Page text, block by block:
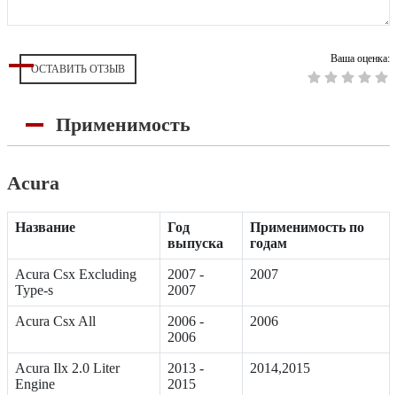
ОСТАВИТЬ ОТЗЫВ
Ваша оценка:
Применимость
Acura
Название
Год
выпуска
Применимость по
годам
Acura Csx Excluding
Type-s
2007 -
2007
2007
Acura Csx All
2006 -
2006
2006
Acura Ilx 2.0 Liter
Engine
2013 -
2015
2014,2015